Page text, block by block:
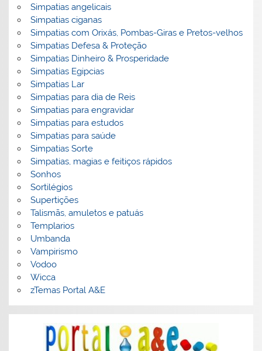
Simpatias angelicais
Simpatias ciganas
Simpatias com Orixás, Pombas-Giras e Pretos-velhos
Simpatias Defesa & Proteção
Simpatias Dinheiro & Prosperidade
Simpatias Egipcias
Simpatias Lar
Simpatias para dia de Reis
Simpatias para engravidar
Simpatias para estudos
Simpatias para saúde
Simpatias Sorte
Simpatias, magias e feitiços rápidos
Sonhos
Sortilégios
Supertições
Talismãs, amuletos e patuás
Templarios
Umbanda
Vampirismo
Vodoo
Wicca
zTemas Portal A&E